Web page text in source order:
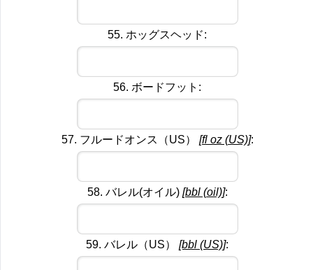
55. ホッグスヘッド:
56. ボードフット:
57. フルードオンス（US） [fl oz (US)]:
58. バレル(オイル) [bbl (oil)]:
59. バレル（US） [bbl (US)]: